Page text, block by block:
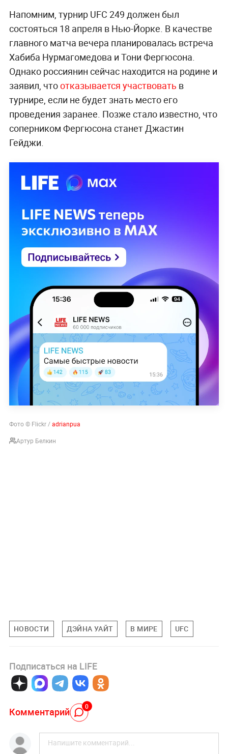
Напомним, турнир UFC 249 должен был
состояться 18 апреля в Нью-Йорке. В качестве
главного матча вечера планировалась встреча
Хабиба Нурмагомедова и Тони Фергюсона.
Однако россиянин сейчас находится на родине и
заявил, чтоотказывается участвовать в
турнире, если не будет знать место его
проведения заранее. Позже стало известно, что
соперником Фергюсона станет Джастин
Гейджи.
Фото © Flickr /adrianpua
Артур Белкин
НОВОСТИ ДЭЙНА УАЙТ В МИРЕ UFC
Подписаться на LIFE
Комментарий 0